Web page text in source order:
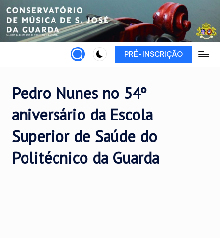
Skip
content
PRÉ-INSCRIÇÃO
Pedro Nunes no 54º
aniversário da Escola
Superior de Saúde do
Politécnico da Guarda